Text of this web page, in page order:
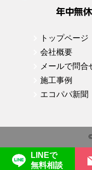
トップページ
会社概要
メールで問合
施工事例
エコパパ新聞
LINEで
無料相談